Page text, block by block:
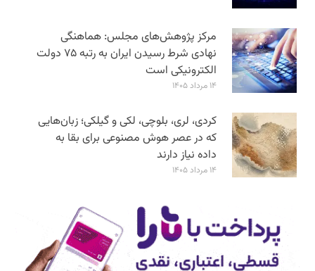
مرکز پژوهش‌های مجلس: هماهنگی
نهادی شرط رسیدن ایران به رتبه ۷۵ دولت
الکترونیکی است
۱۴ مرداد ۱۴۰۵
کردی، لری، بلوچی، لکی و گیلکی؛ زبان‌هایی
که در عصر هوش مصنوعی برای بقا به
داده نیاز دارند
۱۴ مرداد ۱۴۰۵